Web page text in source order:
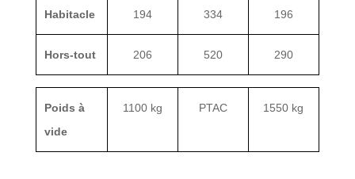
Habitacle 194 334 196
Hors-tout 206 520 290
Poids à
vide
1100 kg PTAC 1550 kg